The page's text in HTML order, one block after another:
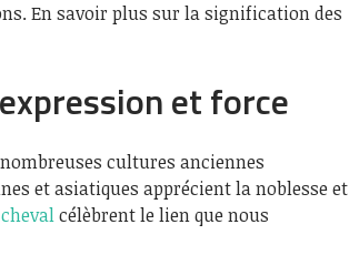
En savoir plus sur la signification des
et force
cultures anciennes
et asiatiques apprécient la noblesse et
célèbrent le lien que nous